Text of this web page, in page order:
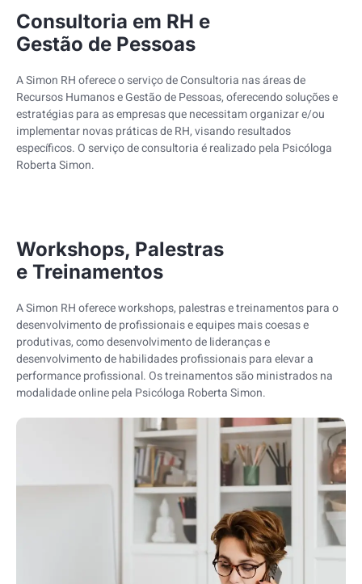
Consultoria em RH e
Gestão de Pessoas
A Simon RH oferece o serviço de Consultoria nas áreas de
Recursos Humanos e Gestão de Pessoas, oferecendo soluções e
estratégias para as empresas que necessitam organizar e/ou
implementar novas práticas de RH, visando resultados
específicos. O serviço de consultoria é realizado pela Psicóloga
Roberta Simon.
Workshops, Palestras
e Treinamentos
A Simon RH oferece workshops, palestras e treinamentos para o
desenvolvimento de profissionais e equipes mais coesas e
produtivas, como desenvolvimento de lideranças e
desenvolvimento de habilidades profissionais para elevar a
performance profissional. Os treinamentos são ministrados na
modalidade online pela Psicóloga Roberta Simon.